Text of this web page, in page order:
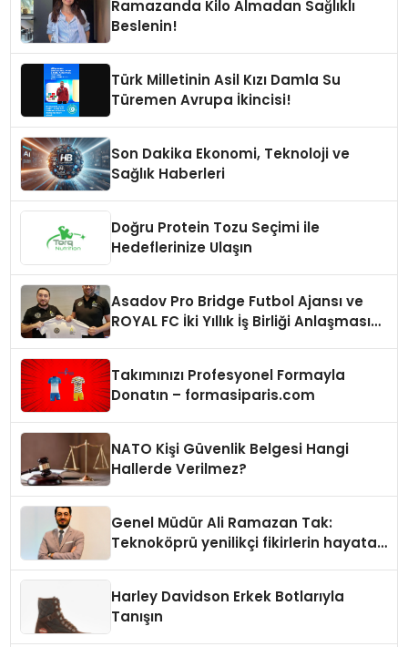
Ramazanda Kilo Almadan Sağlıklı
Beslenin!
Türk Milletinin Asil Kızı Damla Su
Türemen Avrupa İkincisi!
Son Dakika Ekonomi, Teknoloji ve
Sağlık Haberleri
Doğru Protein Tozu Seçimi ile
Hedeflerinize Ulaşın
Asadov Pro Bridge Futbol Ajansı ve
ROYAL FC İki Yıllık İş Birliği Anlaşması
Takımınızı Profesyonel Formayla
Donatın – formasiparis.com
NATO Kişi Güvenlik Belgesi Hangi
Hallerde Verilmez?
Genel Müdür Ali Ramazan Tak:
Teknoköprü yenilikçi fikirlerin hayata
Harley Davidson Erkek Botlarıyla
Tanışın